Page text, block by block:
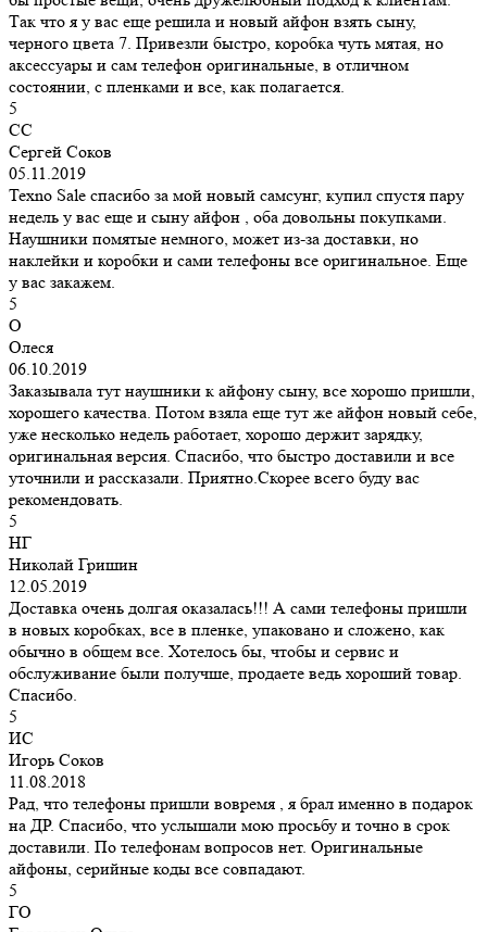
Так что я у вас еще решила и новый айфон взять сыну,
черного цвета 7. Привезли быстро, коробка чуть мятая, но
аксессуары и сам телефон оригинальные, в отличном
состоянии, с пленками и все, как полагается.
5
СС
Сергей Соков
05.11.2019
Texno Sale спасибо за мой новый самсунг, купил спустя пару
недель у вас еще и сыну айфон , оба довольны покупками.
Наушники помятые немного, может из-за доставки, но
наклейки и коробки и сами телефоны все оригинальное. Еще
у вас закажем.
5
О
Олеся
06.10.2019
Заказывала тут наушники к айфону сыну, все хорошо пришли,
хорошего качества. Потом взяла еще тут же айфон новый себе,
уже несколько недель работает, хорошо держит зарядку,
оригинальная версия. Спасибо, что быстро доставили и все
уточнили и рассказали. Приятно.Скорее всего буду вас
рекомендовать.
5
НГ
Николай Гришин
12.05.2019
Доставка очень долгая оказалась!!! А сами телефоны пришли
в новых коробках, все в пленке, упаковано и сложено, как
обычно в общем все. Хотелось бы, чтобы и сервис и
обслуживание были получше, продаете ведь хороший товар.
Спасибо.
5
ИС
Игорь Соков
11.08.2018
Рад, что телефоны пришли вовремя , я брал именно в подарок
на ДР. Спасибо, что услышали мою просьбу и точно в срок
доставили. По телефонам вопросов нет. Оригинальные
айфоны, серийные коды все совпадают.
5
ГО